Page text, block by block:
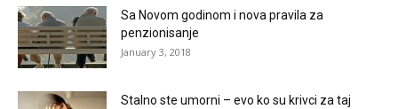
Sa Novom godinom i nova pravila za
penzionisanje
January 3, 2018
Stalno ste umorni – evo ko su krivci za taj